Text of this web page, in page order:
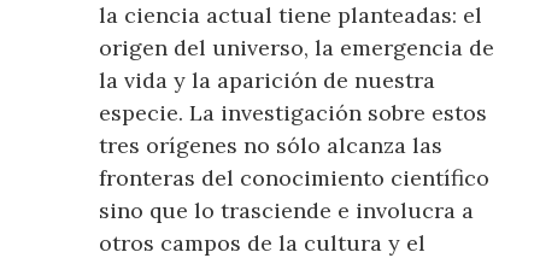
la ciencia actual tiene planteadas: el
origen del universo, la emergencia de
la vida y la aparición de nuestra
especie. La investigación sobre estos
tres orígenes no sólo alcanza las
fronteras del conocimiento científico
sino que lo trasciende e involucra a
otros campos de la cultura y el